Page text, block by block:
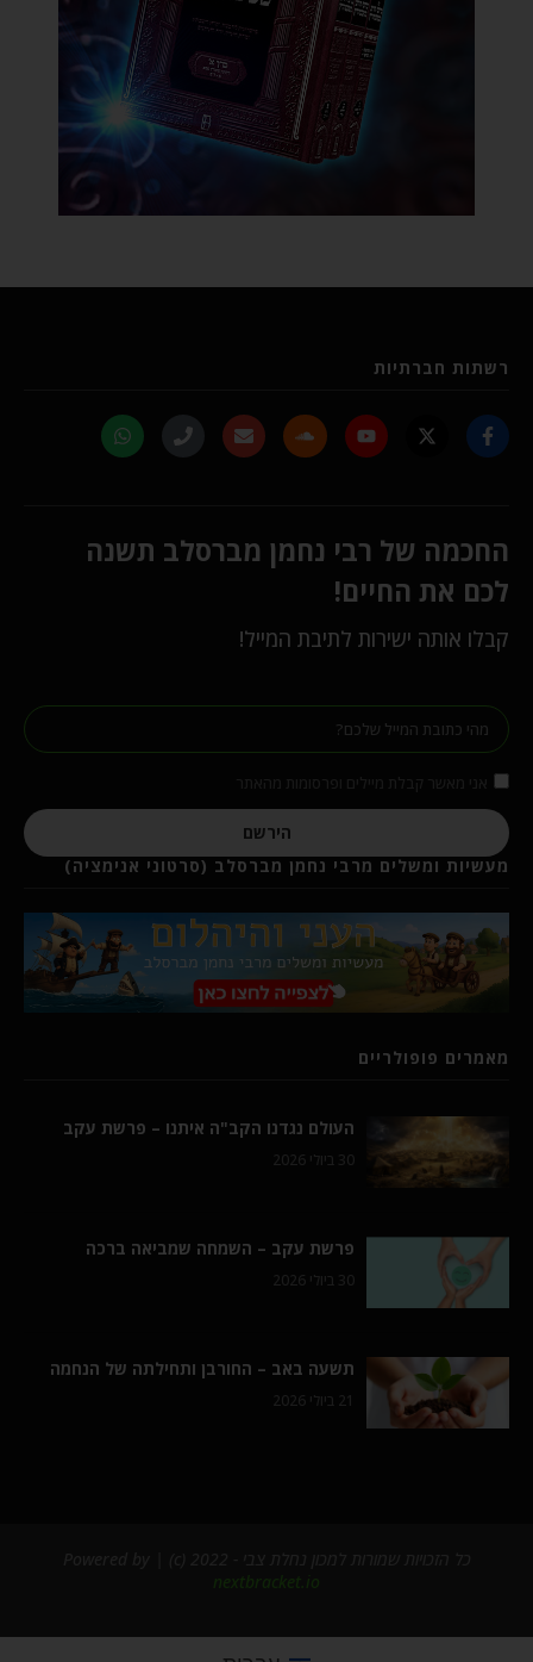
רשתות חברתיות
החכמה של רבי נחמן מברסלב תשנה
לכם את החיים!
קבלו אותה ישירות לתיבת המייל!
הירשם
מעשיות ומשלים מרבי נחמן מברסלב (סרטוני אנימציה)
מאמרים פופולריים
העולם נגדנו הקב"ה איתנו – פרשת עקב
30 ביולי 2026
פרשת עקב – השמחה שמביאה ברכה
30 ביולי 2026
תשעה באב – החורבן ותחילתה של הנחמה
21 ביולי 2026
nextbracket.io